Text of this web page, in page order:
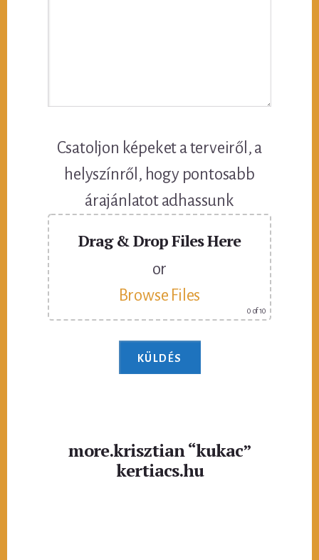
Csatoljon képeket a terveiről, a
helyszínről, hogy pontosabb
árajánlatot adhassunk
Drag & Drop Files Here
or
Browse Files
0 of 10
more.krisztian “kukac”
kertiacs.hu